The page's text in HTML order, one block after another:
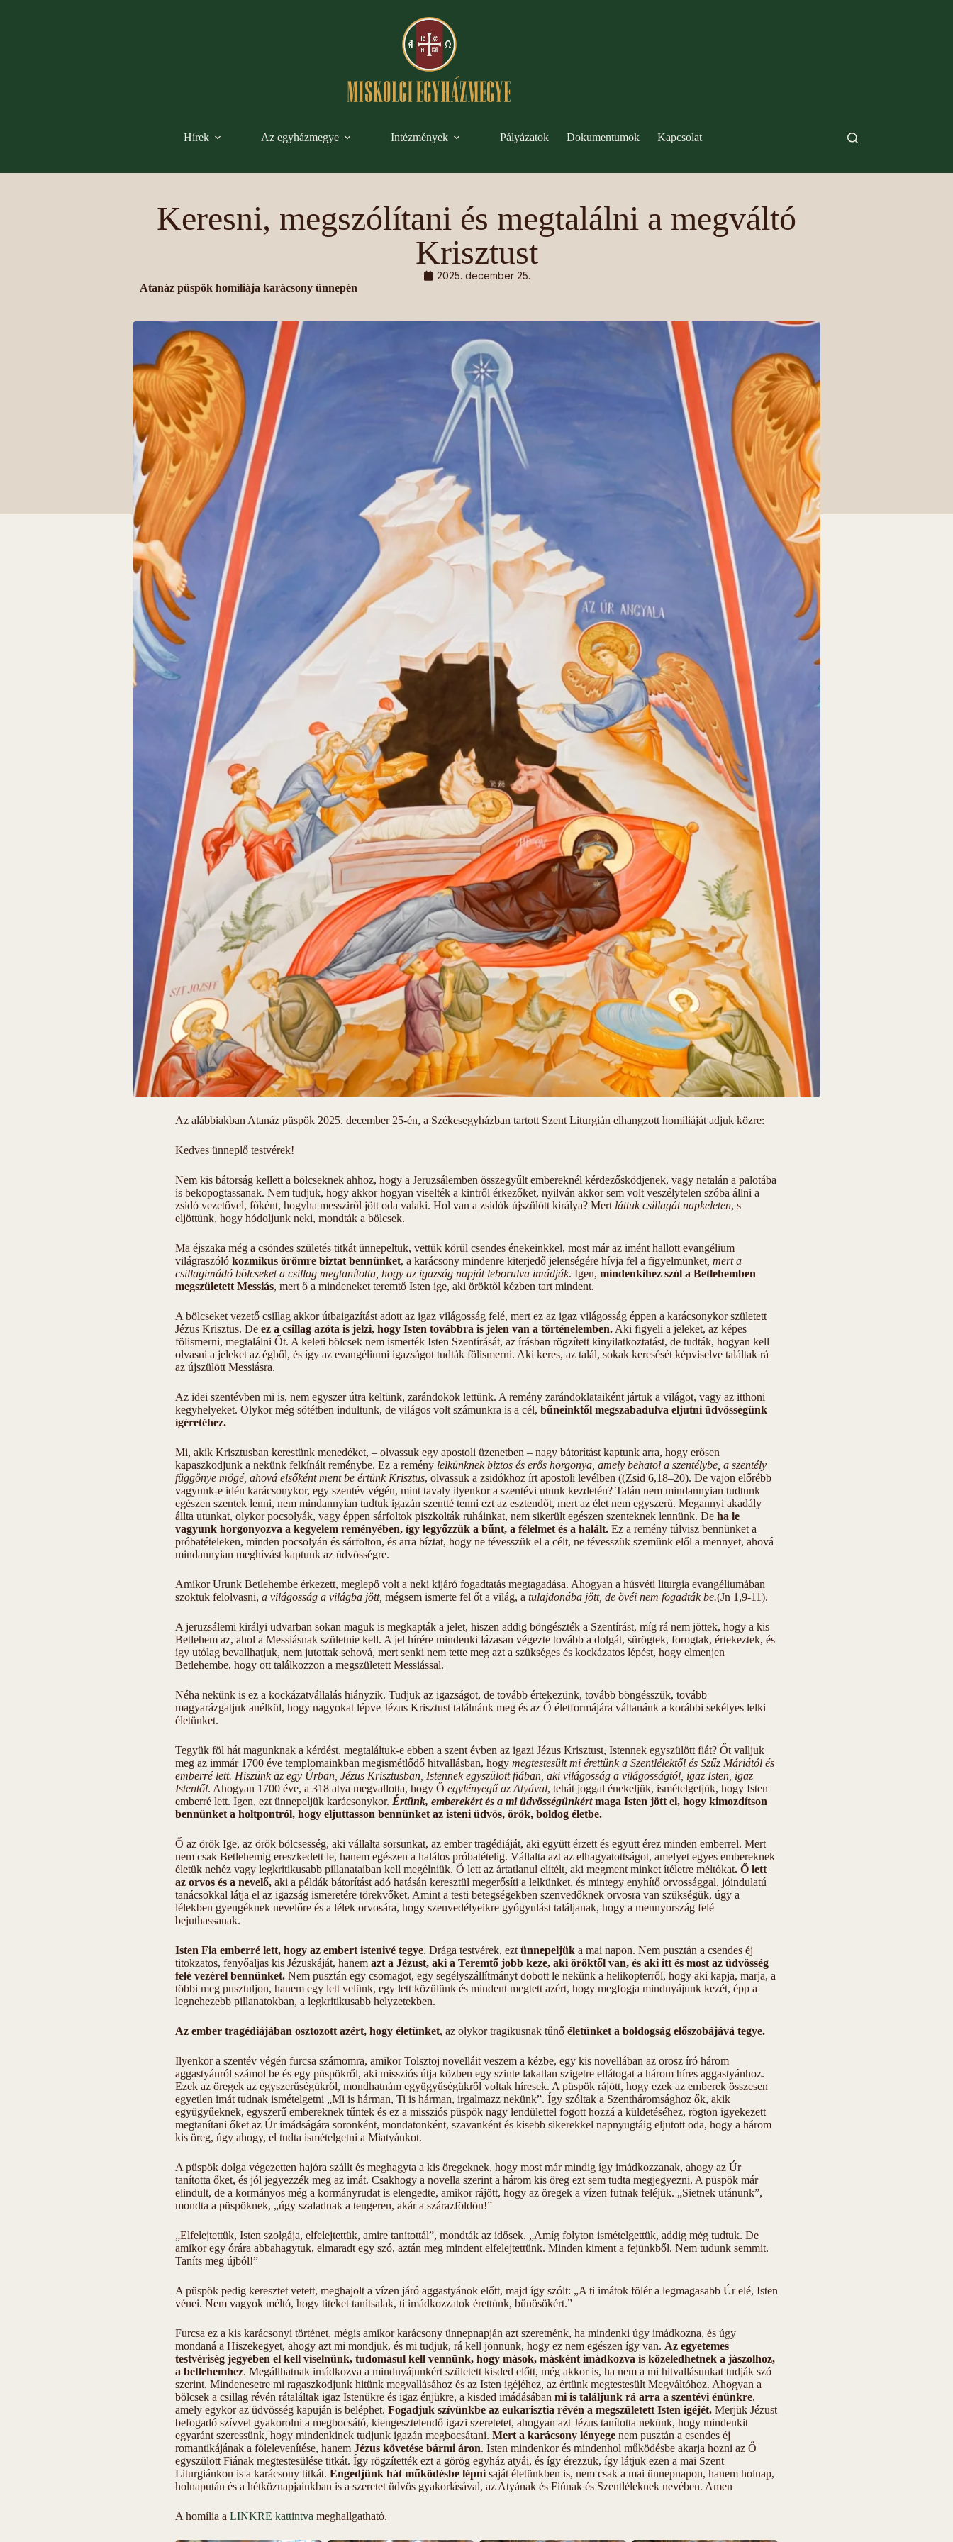
Hírek Az egyházmegye Intézmények Pályázatok Dokumentumok Kapcsolat
Keresni, megszólítani és megtalálni a megváltó
Krisztust
2025. december 25.
Atanáz püspök homíliája karácsony ünnepén
Az alábbiakban Atanáz püspök 2025. december 25-én, a Székesegyházban tartott Szent Liturgián elhangzott homíliáját adjuk közre:
Kedves ünneplő testvérek!
Nem kis bátorság kellett a bölcseknek ahhoz, hogy a Jeruzsálemben összegyűlt embereknél kérdezősködjenek, vagy netalán a palotába
is bekopogtassanak. Nem tudjuk, hogy akkor hogyan viselték a kintről érkezőket, nyilván akkor sem volt veszélytelen szóba állni a
zsidó vezetővel, főként, hogyha messziről jött oda valaki. Hol van a zsidók újszülött királya? Mert láttuk csillagát napkeleten, s
eljöttünk, hogy hódoljunk neki, mondták a bölcsek.
Ma éjszaka még a csöndes születés titkát ünnepeltük, vettük körül csendes énekeinkkel, most már az imént hallott evangélium
világraszóló kozmikus örömre biztat bennünket, a karácsony mindenre kiterjedő jelenségére hívja fel a figyelmünket , mert a
csillagimádó bölcseket a csillag megtanította, hogy az igazság napját leborulva imádják. Igen, mindenkihez szól a Betlehemben
megszületett Messiás, mert ő a mindeneket teremtő Isten ige, aki öröktől kézben tart mindent.
A bölcseket vezető csillag akkor útbaigazítást adott az igaz világosság felé, mert ez az igaz világosság éppen a karácsonykor született
Jézus Krisztus. De ez a csillag azóta is jelzi, hogy Isten továbbra is jelen van a történelemben. Aki figyeli a jeleket, az képes
fölismerni, megtalálni Őt. A keleti bölcsek nem ismerték Isten Szentírását, az írásban rögzített kinyilatkoztatást, de tudták, hogyan kell
olvasni a jeleket az égből, és így az evangéliumi igazságot tudták fölismerni. Aki keres, az talál, sokak keresését képviselve találtak rá
az újszülött Messiásra.
Az idei szentévben mi is, nem egyszer útra keltünk, zarándokok lettünk. A remény zarándoklataiként jártuk a világot, vagy az itthoni
kegyhelyeket. Olykor még sötétben indultunk, de világos volt számunkra is a cél, bűneinktől megszabadulva eljutni üdvösségünk
ígéretéhez.
Mi, akik Krisztusban kerestünk menedéket, – olvassuk egy apostoli üzenetben – nagy bátorítást kaptunk arra, hogy erősen
kapaszkodjunk a nekünk felkínált reménybe. Ez a remény lelkünknek biztos és erős horgonya, amely behatol a szentélybe, a szentély
függönye mögé, ahová elsőként ment be értünk Krisztus, olvassuk a zsidókhoz írt apostoli levélben ((Zsid 6,18–20). De vajon előrébb
vagyunk-e idén karácsonykor, egy szentév végén, mint tavaly ilyenkor a szentévi utunk kezdetén? Talán nem mindannyian tudtunk
egészen szentek lenni, nem mindannyian tudtuk igazán szentté tenni ezt az esztendőt, mert az élet nem egyszerű. Megannyi akadály
állta utunkat, olykor pocsolyák, vagy éppen sárfoltok piszkolták ruháinkat, nem sikerült egészen szenteknek lennünk. De ha le
vagyunk horgonyozva a kegyelem reményében, így legyőzzük a bűnt, a félelmet és a halált. Ez a remény túlvisz bennünket a
próbatételeken, minden pocsolyán és sárfolton, és arra bíztat, hogy ne tévesszük el a célt, ne tévesszük szemünk elől a mennyet, ahová
mindannyian meghívást kaptunk az üdvösségre.
Amikor Urunk Betlehembe érkezett, meglepő volt a neki kijáró fogadtatás megtagadása. Ahogyan a húsvéti liturgia evangéliumában
szoktuk felolvasni, a világosság a világba jött, mégsem ismerte fel őt a világ, a tulajdonába jött, de övéi nem fogadták be.(Jn 1,9-11).
A jeruzsálemi királyi udvarban sokan maguk is megkapták a jelet, hiszen addig böngészték a Szentírást, míg rá nem jöttek, hogy a kis
Betlehem az, ahol a Messiásnak születnie kell. A jel hírére mindenki lázasan végezte tovább a dolgát, sürögtek, forogtak, értekeztek, és
így utólag bevallhatjuk, nem jutottak sehová, mert senki nem tette meg azt a szükséges és kockázatos lépést, hogy elmenjen
Betlehembe, hogy ott találkozzon a megszületett Messiással.
Néha nekünk is ez a kockázatvállalás hiányzik. Tudjuk az igazságot, de tovább értekezünk, tovább böngésszük, tovább
magyarázgatjuk anélkül, hogy nagyokat lépve Jézus Krisztust találnánk meg és az Ő életformájára váltanánk a korábbi sekélyes lelki
életünket.
Tegyük föl hát magunknak a kérdést, megtaláltuk-e ebben a szent évben az igazi Jézus Krisztust, Istennek egyszülött fiát? Őt valljuk
meg az immár 1700 éve templomainkban megismétlődő hitvallásban, hogy megtestesült mi érettünk a Szentlélektől és Szűz Máriától és
emberré lett. Hiszünk az egy Úrban, Jézus Krisztusban, Istennek egyszülött fiában, aki világosság a világosságtól, igaz Isten, igaz
Istentől. Ahogyan 1700 éve, a 318 atya megvallotta, hogy Ő egylényegű az Atyával, tehát joggal énekeljük, ismételgetjük, hogy Isten
emberré lett. Igen, ezt ünnepeljük karácsonykor. Értünk, emberekért és a mi üdvösségünkértmaga Isten jött el, hogy kimozdítson
bennünket a holtpontról, hogy eljuttasson bennünket az isteni üdvös, örök, boldog életbe.
Ő az örök Ige, az örök bölcsesség, aki vállalta sorsunkat, az ember tragédiáját, aki együtt érzett és együtt érez minden emberrel. Mert
nem csak Betlehemig ereszkedett le, hanem egészen a halálos próbatételig. Vállalta azt az elhagyatottságot, amelyet egyes embereknek
életük nehéz vagy legkritikusabb pillanataiban kell megélniük. Ő lett az ártatlanul elítélt, aki megment minket ítéletre méltókat. Ő lett
az orvos és a nevelő, aki a példák bátorítást adó hatásán keresztül megerősíti a lelkünket, és mintegy enyhítő orvossággal, jóindulatú
tanácsokkal látja el az igazság ismeretére törekvőket. Amint a testi betegségekben szenvedőknek orvosra van szükségük, úgy a
lélekben gyengéknek nevelőre és a lélek orvosára, hogy szenvedélyeikre gyógyulást találjanak, hogy a mennyország felé
bejuthassanak.
Isten Fia emberré lett, hogy az embert istenivé tegye. Drága testvérek, ezt ünnepeljük a mai napon. Nem pusztán a csendes éj
titokzatos, fenyőaljas kis Jézuskáját, hanem azt a Jézust, aki a Teremtő jobb keze, aki öröktől van, és aki itt és most az üdvösség
felé vezérel bennünket. Nem pusztán egy csomagot, egy segélyszállítmányt dobott le nekünk a helikopterről, hogy aki kapja, marja, a
többi meg pusztuljon, hanem egy lett velünk, egy lett közülünk és mindent megtett azért, hogy megfogja mindnyájunk kezét, épp a
legnehezebb pillanatokban, a legkritikusabb helyzetekben.
Az ember tragédiájában osztozott azért, hogy életünket, az olykor tragikusnak tűnő életünket a boldogság előszobájává tegye.
Ilyenkor a szentév végén furcsa számomra, amikor Tolsztoj novelláit veszem a kézbe, egy kis novellában az orosz író három
aggastyánról számol be és egy püspökről, aki missziós útja közben egy szinte lakatlan szigetre ellátogat a három híres aggastyánhoz.
Ezek az öregek az egyszerűségükről, mondhatnám együgyűségükről voltak híresek. A püspök rájött, hogy ezek az emberek összesen
egyetlen imát tudnak ismételgetni „Mi is hárman, Ti is hárman, irgalmazz nekünk”. Így szóltak a Szentháromsághoz ők, akik
együgyűeknek, egyszerű embereknek tűntek és ez a missziós püspök nagy lendülettel fogott hozzá a küldetéséhez, rögtön igyekezett
megtanítani őket az Úr imádságára soronként, mondatonként, szavanként és kisebb sikerekkel napnyugtáig eljutott oda, hogy a három
kis öreg, úgy ahogy, el tudta ismételgetni a Miatyánkot.
A püspök dolga végezetten hajóra szállt és meghagyta a kis öregeknek, hogy most már mindig így imádkozzanak, ahogy az Úr
tanította őket, és jól jegyezzék meg az imát. Csakhogy a novella szerint a három kis öreg ezt sem tudta megjegyezni. A püspök már
elindult, de a kormányos még a kormányrudat is elengedte, amikor rájött, hogy az öregek a vízen futnak feléjük. „Sietnek utánunk”,
mondta a püspöknek, „úgy szaladnak a tengeren, akár a szárazföldön!”
„Elfelejtettük, Isten szolgája, elfelejtettük, amire tanítottál”, mondták az idősek. „Amíg folyton ismételgettük, addig még tudtuk. De
amikor egy órára abbahagytuk, elmaradt egy szó, aztán meg mindent elfelejtettünk. Minden kiment a fejünkből. Nem tudunk semmit.
Taníts meg újból!”
A püspök pedig keresztet vetett, meghajolt a vízen járó aggastyánok előtt, majd így szólt: „A ti imátok fölér a legmagasabb Úr elé, Isten
vénei. Nem vagyok méltó, hogy titeket tanítsalak, ti imádkozzatok érettünk, bűnösökért.”
Furcsa ez a kis karácsonyi történet, mégis amikor karácsony ünnepnapján azt szeretnénk, ha mindenki úgy imádkozna, és úgy
mondaná a Hiszekegyet, ahogy azt mi mondjuk, és mi tudjuk, rá kell jönnünk, hogy ez nem egészen így van. Az egyetemes
testvériség jegyében el kell viselnünk, tudomásul kell vennünk, hogy mások, másként imádkozva is közeledhetnek a jászolhoz,
a betlehemhez. Megállhatnak imádkozva a mindnyájunkért született kisded előtt, még akkor is, ha nem a mi hitvallásunkat tudják szó
szerint. Mindenesetre mi ragaszkodjunk hitünk megvallásához és az Isten igéjéhez, az értünk megtestesült Megváltóhoz. Ahogyan a
bölcsek a csillag révén rátaláltak igaz Istenükre és igaz énjükre, a kisded imádásában mi is találjunk rá arra a szentévi énünkre,
amely egykor az üdvösség kapuján is beléphet. Fogadjuk szívünkbe az eukarisztia révén a megszületett Isten igéjét. Merjük Jézust
befogadó szívvel gyakorolni a megbocsátó, kiengesztelendő igazi szeretetet, ahogyan azt Jézus tanította nekünk, hogy mindenkit
egyaránt szeressünk, hogy mindenkinek tudjunk igazán megbocsátani. Mert a karácsony lényege nem pusztán a csendes éj
romantikájának a fölelevenítése, hanem Jézus követése bármi áron. Isten mindenkor és mindenhol működésbe akarja hozni az Ő
egyszülött Fiának megtestesülése titkát. Így rögzítették ezt a görög egyház atyái, és így érezzük, így látjuk ezen a mai Szent
Liturgiánkon is a karácsony titkát. Engedjünk hát működésbe lépni saját életünkben is, nem csak a mai ünnepnapon, hanem holnap,
holnapután és a hétköznapjainkban is a szeretet üdvös gyakorlásával, az Atyának és Fiúnak és Szentléleknek nevében. Amen
A homília a LINKRE kattintva meghallgatható.